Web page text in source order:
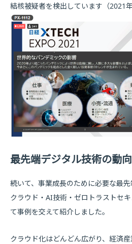
結核被疑者を検出しています（2021年
最先端デジタル技術の動
続いて、事業成長のために必要な最先
クラウド・AI技術・ゼロトラストセ
て事例を交えて紹介しました。
クラウド化はどんどん広がり、経済